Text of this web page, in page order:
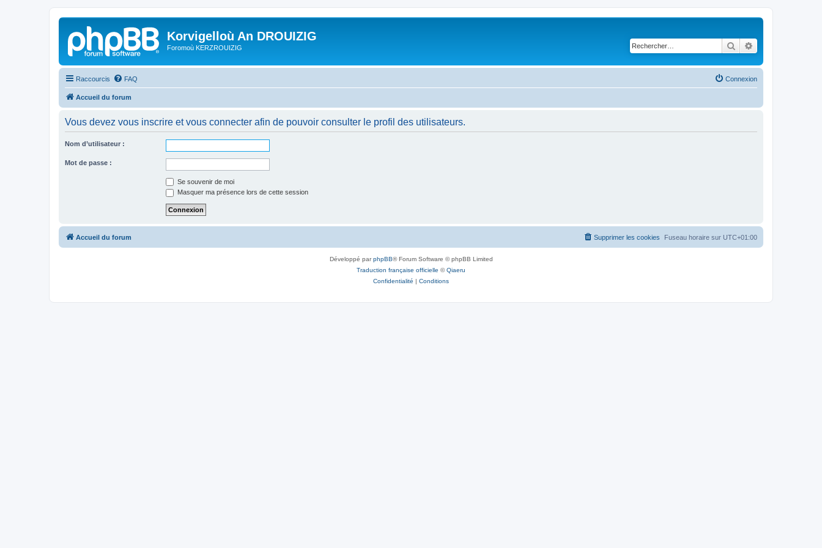
Korvigelloù An DROUIZIG
Foromoù KERZROUIZIG Rechercher
Raccourcis FAQ Connexion
Accueil du forum
Vous devez vous inscrire et vous connecter afin de pouvoir consulter le profil des utilisateurs.
Nom d’utilisateur :
Mot de passe :
Se souvenir de moi
Masquer ma présence lors de cette session
Accueil du forum Fuseau horaire sur UTC+01:00
Supprimer les cookies
Développé parphpBB® Forum Software © phpBB Limited
Traduction française officielle ©Qiaeru
Confidentialité | Conditions